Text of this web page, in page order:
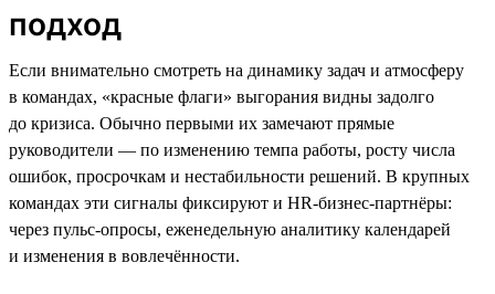
подход
Если внимательно смотреть на динамику задач и атмосферу
в командах, «красные флаги» выгорания видны задолго
до кризиса. Обычно первыми их замечают прямые
руководители — по изменению темпа работы, росту числа
ошибок, просрочкам и нестабильности решений. В крупных
командах эти сигналы фиксируют и HR-бизнес-партнёры:
через пульс-опросы, еженедельную аналитику календарей
и изменения в вовлечённости.